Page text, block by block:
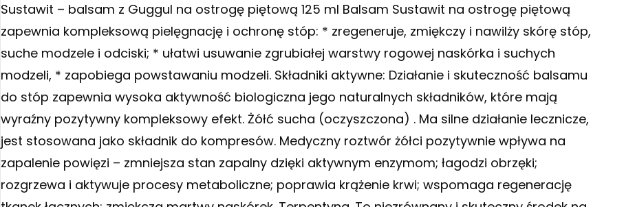
Sustawit – balsam z Guggul na ostrogę piętową 125 ml Balsam Sustawit na ostrogę piętową
zapewnia kompleksową pielęgnację i ochronę stóp: * zregeneruje, zmiękczy i nawilży skórę stóp,
suche modzele i odciski; * ułatwi usuwanie zgrubiałej warstwy rogowej naskórka i suchych
modzeli, * zapobiega powstawaniu modzeli. Składniki aktywne: Działanie i skuteczność balsamu
do stóp zapewnia wysoka aktywność biologiczna jego naturalnych składników, które mają
wyraźny pozytywny kompleksowy efekt. Żółć sucha (oczyszczona) . Ma silne działanie lecznicze,
jest stosowana jako składnik do kompresów. Medyczny roztwór żółci pozytywnie wpływa na
zapalenie powięzi – zmniejsza stan zapalny dzięki aktywnym enzymom; łagodzi obrzęki;
rozgrzewa i aktywuje procesy metaboliczne; poprawia krążenie krwi; wspomaga regenerację